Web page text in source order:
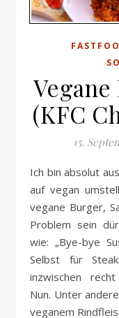
(KFC
15.
Ich bin absolut aus dem Häuschen. Als ich vor Jahren
auf vegan
vegane Burger,
Problem sein
wie: „Bye-bye
Selbst für
inzwischen
Nun. Unter
veganem